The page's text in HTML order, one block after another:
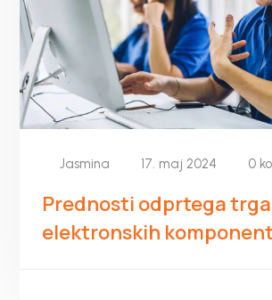
Jasmina 17. maj 2024 0
Prednosti odprtega trga
elektronskih komponent